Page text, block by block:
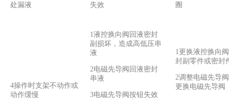
处漏液
失效
圈
4操作时支架不动作或
动作缓慢
1液控换向阀回液密封
副损坏，造成高低压串
液
2电磁先导阀回液密封
串液
3电磁先导阀按钮失效
1更换液控换向
封副零件或密封
2调整电磁先导
更换电磁先导阀